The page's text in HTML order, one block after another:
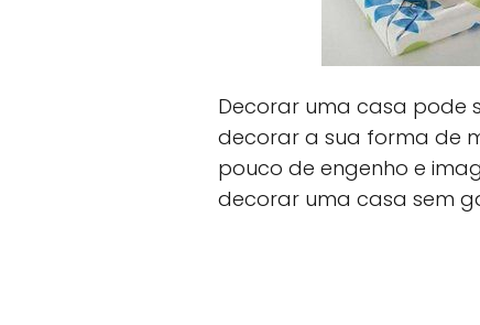
Decorar uma casa pode
decorar a sua forma de
pouco de engenho e
decorar uma casa sem